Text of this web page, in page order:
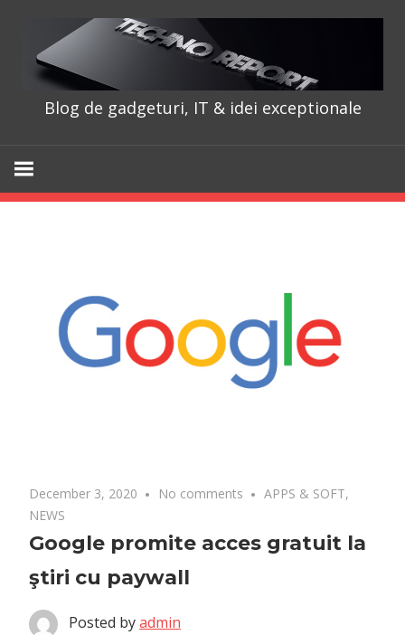
content
Blog de gadgeturi, IT & idei exceptionale
December 3, 2020 No comments APPS & SOFT,
NEWS
Google promite acces gratuit la
ştiri cu paywall
Posted byadmin